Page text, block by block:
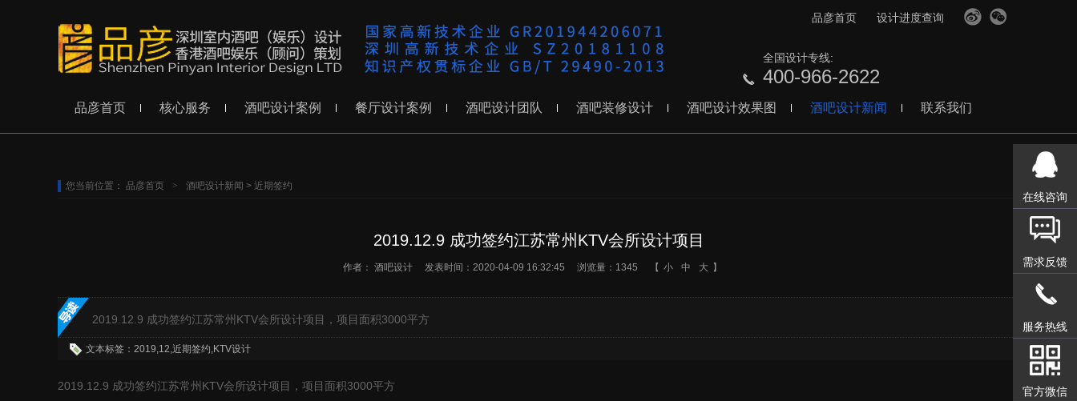
品彦首页 设计进度查询
全国设计专线:
400-966-2622
品彦首页 核心服务 酒吧设计案例 餐厅设计案例 酒吧设计团队 酒吧装修设计 酒吧设计效果图 酒吧设计新闻 联系我们
您当前位置： 品彦首页 > 酒吧设计新闻 > 近期签约
2019.12.9 成功签约江苏常州KTV会所设计项目
作者： 酒吧设计 发表时间：2020-04-09 16:32:45 浏览量：1345 【 小 中 大 】
2019.12.9 成功签约江苏常州KTV会所设计项目，项目面积3000平方
文本标签：2019,12,近期签约,KTV设计
2019.12.9 成功签约江苏常州KTV会所设计项目，项目面积3000平方
在线咨询
需求反馈
服务热线
官方微信